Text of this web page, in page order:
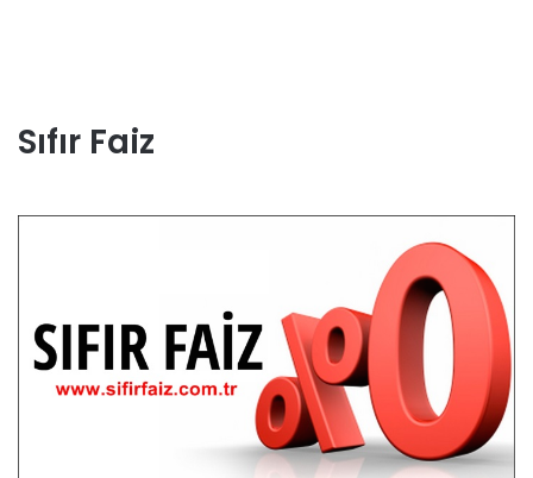
Sıfır Faiz